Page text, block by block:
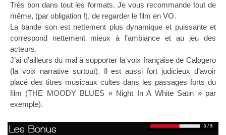
Très bon dans tout les formats. Je vous recommande tout de
même, (par obligation !), de regarder le film en VO.
La bande son est nettement plus dynamique et puissante et
correspond nettement mieux à l’ambiance et au jeu des
acteurs.
J’ai d’ailleurs du mal à supporter la voix française de Calogero
(la voix narrative surtout). Il est aussi fort judicieux d’avoir
placé des titres musicaux cultes dans les passages forts du
film (THE MOODY BLUES « Night In A White Satin » par
exemple).
Les Bonus